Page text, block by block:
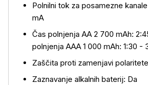
Polnilni tok za posamezne
mA
Čas polnjenja AA 2 700 mAh:
polnjenja AAA 1 000 mAh: 1:30 -
Zaščita proti zamenjavi
Zaznavanje alkalnih baterij: Da